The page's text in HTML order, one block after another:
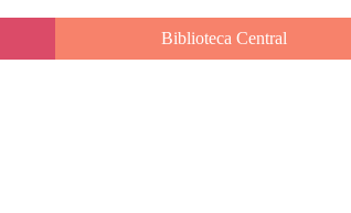
Biblioteca Central